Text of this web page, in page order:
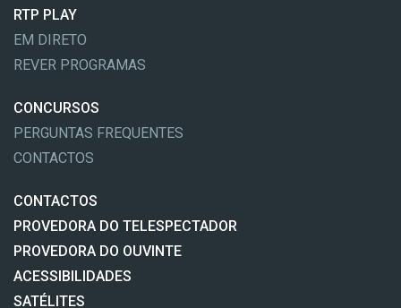
RTP PLAY
EM DIRETO
REVER PROGRAMAS
CONCURSOS
PERGUNTAS FREQUENTES
CONTACTOS
CONTACTOS
PROVEDORA DO TELESPECTADOR
PROVEDORA DO OUVINTE
ACESSIBILIDADES
SATÉLITES